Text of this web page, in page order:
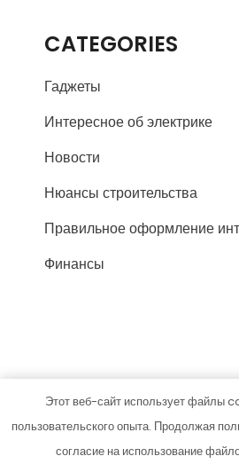
CATEGORIES
Гаджеты
Интересное об электрике
Новости
Нюансы строительства
Правильное оформление
Финансы
silasvai.ru
Тема от Grace
Этот веб-сайт использует файлы
пользовательского опыта. Продолжая
согласие на использование